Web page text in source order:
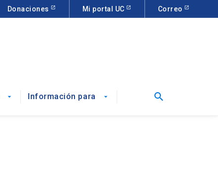
Donaciones Mi portal UC Correo
arrow_drop_down Información para arrow_drop_down search